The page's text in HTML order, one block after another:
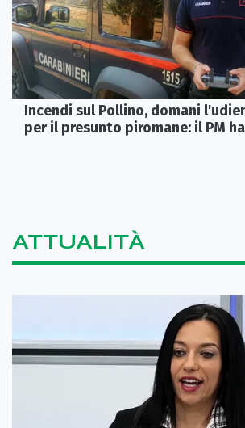
Incendi sul Pollino, domani
per il presunto piromane: il PM
ATTUALITÀ